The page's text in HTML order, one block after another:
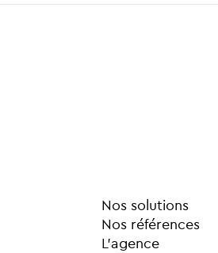
Nos solutions
Nos références
L’agence